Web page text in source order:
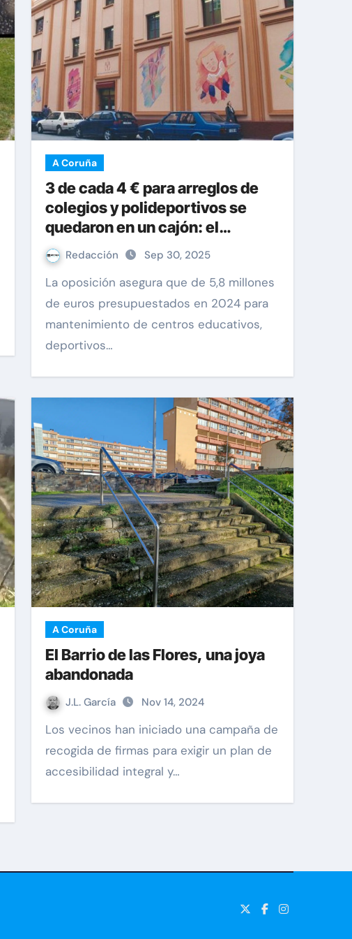
A Coruña
3 de cada 4 € para arreglos de
colegios y polideportivos se
quedaron en un cajón: el
Ayuntamiento no los gastó
Redacción Sep 30, 2025
La oposición asegura que de 5,8 millones
de euros presupuestados en 2024 para
mantenimiento de centros educativos,
deportivos…
A Coruña
El Barrio de las Flores, una joya
abandonada
J.L. García Nov 14, 2024
Los vecinos han iniciado una campaña de
recogida de firmas para exigir un plan de
accesibilidad integral y…